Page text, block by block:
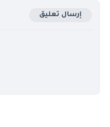
إرسال تعليق